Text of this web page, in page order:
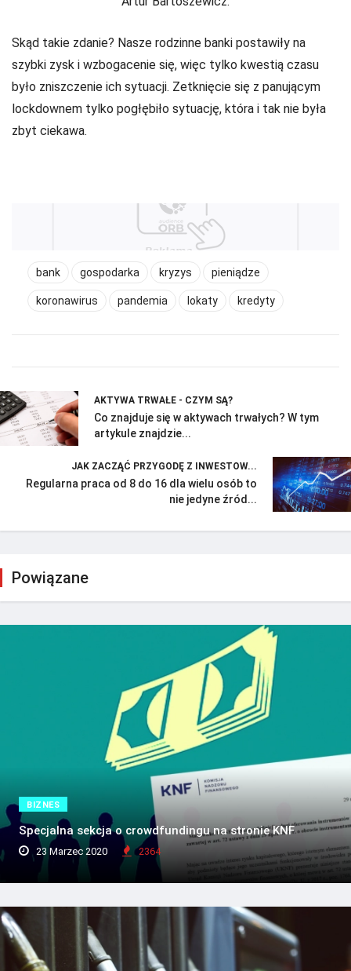
Skąd takie zdanie? Nasze rodzinne banki postawiły na
szybki zysk i wzbogacenie się, więc tylko kwestią czasu
było zniszczenie ich sytuacji. Zetknięcie się z panującym
lockdownem tylko pogłębiło sytuację, która i tak nie była
zbyt ciekawa.
bank gospodarka kryzys pieniądze
koronawirus pandemia lokaty kredyty
AKTYWA TRWAŁE - CZYM SĄ?
Co znajduje się w aktywach trwałych? W tym
artykule znajdzie...
JAK ZACZĄĆ PRZYGODĘ Z INWESTOW...
Regularna praca od 8 do 16 dla wielu osób to
nie jedyne źród...
Powiązane
BIZNES
Specjalna sekcja o crowdfundingu na stronie KNF
23 Marzec 2020 2364